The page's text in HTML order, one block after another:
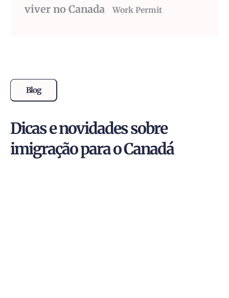
viver no Canada Work Permit
Blog
Dicas e novidades sobre
imigração para o Canadá